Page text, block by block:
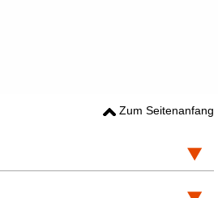
Zum Seitenanfang